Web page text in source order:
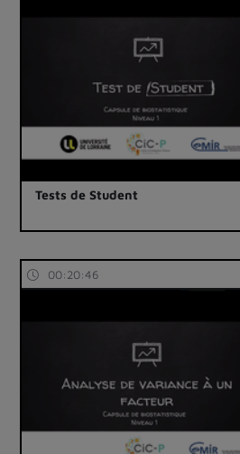
Tests de Student
00:20:46